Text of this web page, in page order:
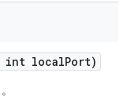
int localPort)